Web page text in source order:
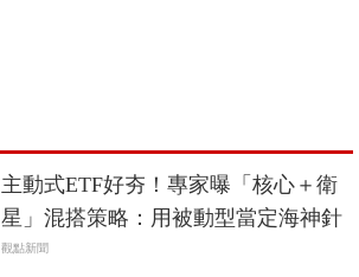
主動式ETF好夯！專家曝「核心＋衛
星」混搭策略：用被動型當定海神針
觀點新聞